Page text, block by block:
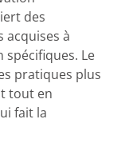
des
acquises à
Le
pratiques plus
tout en
fait la